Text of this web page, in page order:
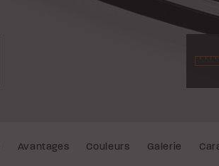
Avantages Couleurs Galerie